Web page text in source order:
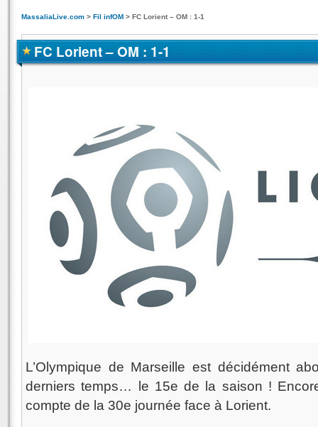
MassaliaLive.com > Fil infOM > FC Lorient – OM : 1-1
FC Lorient – OM : 1-1
L’Olympique de Marseille est décidément
derniers temps… le 15e de la saison !
compte de la 30e journée face à Lorient.